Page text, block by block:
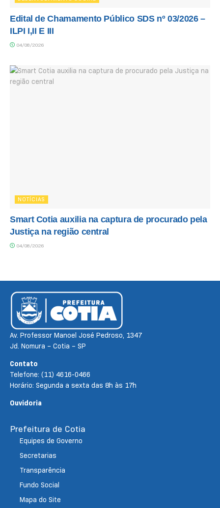
Edital de Chamamento Público SDS nº 03/2026 –
ILPI I,II E III
04/08/2026
NOTÍCIAS
Smart Cotia auxilia na captura de procurado pela
Justiça na região central
04/08/2026
Av. Professor Manoel José Pedroso, 1347
Jd. Nomura – Cotia – SP
Contato
Telefone: (11) 4616-0466
Horário: Segunda a sexta das 8h às 17h
Ouvidoria
Prefeitura de Cotia
Equipes de Governo
Secretarias
Transparência
Fundo Social
Mapa do Site